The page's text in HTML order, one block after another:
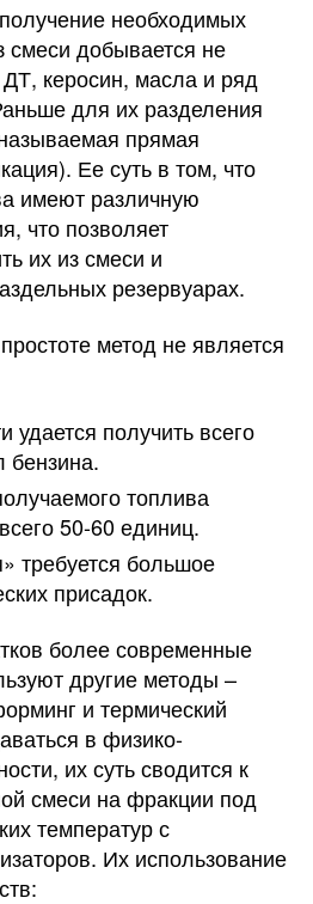
необходимых
смеси добывается не
керосин, масла и ряд
для их разделения
прямая
Ее суть в том, что
имеют различную
что позволяет
их из смеси и
резервуарах.
метод не является
получить всего
топлива
50-60 единиц.
требуется большое
присадок.
более современные
другие методы –
и термический
в физико-
их суть сводится к
смеси на фракции под
температур с
Их использование